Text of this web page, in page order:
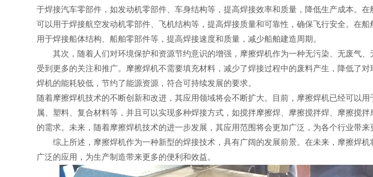
于焊接汽车零部件，如发动机零部件、车身结构等，提高焊接效率和质量，降低生产成本。
可以用于焊接航空发动机零部件、飞机结构等，提高焊接质量和可靠性，确保飞行安全。在船
用于焊接船体结构、船舶零部件等，提高焊接速度和质量，减少船舶建造周期。
其次，随着人们对环境保护和资源节约意识的增强，摩擦焊机作为一种无污染、无废气
受到更多的关注和推广。摩擦焊机不需要填充材料，减少了焊接过程中的废料产生，降低了
焊机的能耗较低，节约了能源资源，符合可持续发展的要求。
随着摩擦焊机技术的不断创新和改进，其应用领域将会不断扩大。目前，摩擦焊机已经可以用
属、塑料、复合材料等，并且可以实现多种焊接方式，如搅拌摩擦焊、摩擦搅拌焊、摩擦搅
的需求。未来，随着摩擦焊机技术的进一步发展，其应用范围将会更加广泛，为各个行业带来
综上所述，摩擦焊机作为一种新型的焊接技术，具有广阔的发展前景。在未来，摩擦焊
广泛的应用，为生产制造带来更多的便利和效益。